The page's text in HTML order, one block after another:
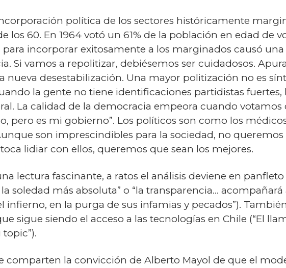
política de los sectores históricamente
los 60. En 1964 votó un 61% de la población en edad de
incorporar exitosamente a los marginados causó
Si vamos a repolitizar, debiésemos ser cuidadosos.
nueva desestabilización. Una mayor politización no es
la gente no tiene identificaciones partidistas
La calidad de la democracia empeora cuando votamos
pero es mi gobierno”. Los políticos son como los
son imprescindibles para la sociedad, no
lidiar con ellos, queremos que sean los mejores.
lectura fascinante, a ratos el análisis deviene en panfleto
soledad más absoluta” o “la transparencia…
infierno, en la purga de sus infamias y pecados”).
sigue siendo el acceso a las tecnologías en Chile (“El
comparten la convicción de Alberto Mayol de que el